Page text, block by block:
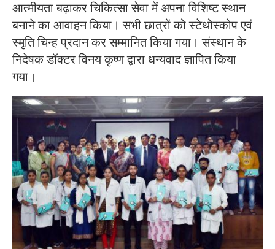
आत्मीयता बढ़ाकर चिकित्सा सेवा में अपना विशिष्ट स्थान
बनाने का आवाहन किया। सभी छात्रों को स्टेथोस्कोप एवं
स्मृति चिन्ह प्रदान कर सम्मानित किया गया। संस्थान के
निदेषक डॉक्टर विनय कृष्ण द्वारा धन्यवाद ज्ञापित किया
गया।